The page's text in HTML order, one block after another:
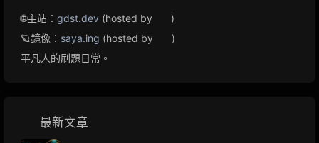
🌐主站： gdst.dev (hosted by
)
🪐鏡像： saya.ing (hosted by
)
平凡人的刷題日常。
最新文章